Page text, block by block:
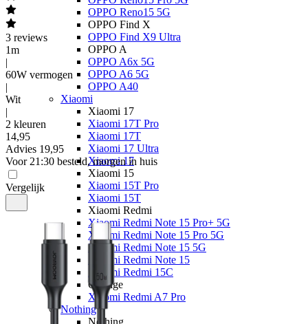
OPPO Reno15 5G
OPPO Find X
OPPO Find X9 Ultra
OPPO A
OPPO A6x 5G
OPPO A6 5G
OPPO A40
Xiaomi
Xiaomi 17
Xiaomi 17T Pro
Xiaomi 17T
Xiaomi 17 Ultra
Xiaomi 17
Xiaomi 15
Xiaomi 15T Pro
Xiaomi 15T
Xiaomi Redmi
Xiaomi Redmi Note 15 Pro+ 5G
Xiaomi Redmi Note 15 Pro 5G
Xiaomi Redmi Note 15 5G
Xiaomi Redmi Note 15
Xiaomi Redmi 15C
Overige
Xiaomi Redmi A7 Pro
Nothing
Nothing
3 reviews
1m
|
60W vermogen
|
Wit
|
2 kleuren
14,95
Advies 19,95
Voor 21:30 besteld, morgen in huis
Vergelijk